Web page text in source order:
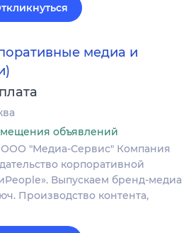
медиа и
объявлений
ООО "Медиа-Сервис" Компания
корпоративной
Выпускаем бренд-медиа
Производство контента,